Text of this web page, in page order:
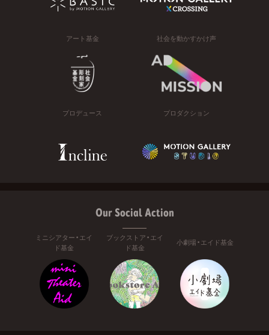
アート基金 社会を動かすかけ声
プロデュース プロダクション
Our Social Action
ミニシアター・エイ
ド基金
ブックストア・エイ
ド基金
小劇場・エイド基金